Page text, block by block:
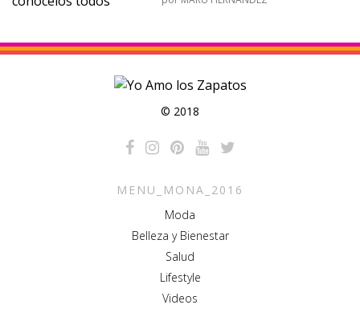
© 2018
MENU_MONA_2016
Moda
Belleza y Bienestar
Salud
Lifestyle
Videos